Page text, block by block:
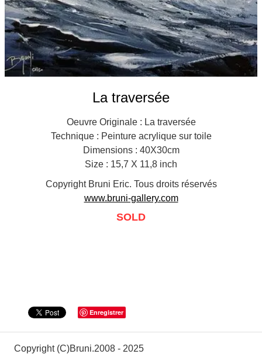
La traversée
Oeuvre Originale : La traversée
Technique : Peinture acrylique sur toile
Dimensions : 40X30cm
Size : 15,7 X 11,8 inch
Copyright Bruni Eric. Tous droits réservés
www.bruni-gallery.com
SOLD
Enregistrer
Copyright (C)Bruni.2008 - 2025